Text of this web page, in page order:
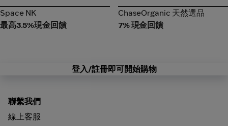
Space NK
Space NK
最高3.5%現金回饋
ChaseOrganic 天然選品
ChaseOrganic 天然選品
7% 現金回饋
登入/註冊即可開始購物
聯繫我們
線上客服